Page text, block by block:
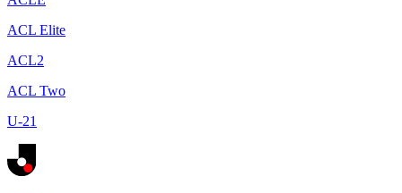
ACL Elite
ACL2
ACL Two
U-21